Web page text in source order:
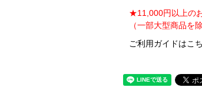
★11,000円以上の
（一部大型商品を
ご利用ガイドはこ